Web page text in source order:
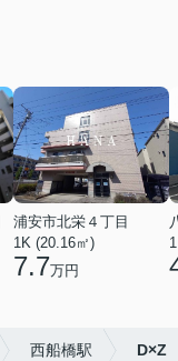
浦安市北栄４丁目
1K (20.16㎡)
7.7万円
西船橋駅 D×Z